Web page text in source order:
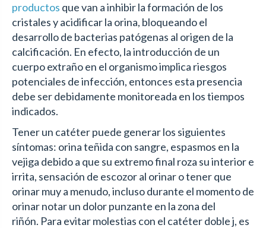
productos que van a inhibir la formación de los
cristales y acidificar la orina, bloqueando el
desarrollo de bacterias patógenas al origen de la
calcificación. En efecto, la introducción de un
cuerpo extraño en el organismo implica riesgos
potenciales de infección, entonces esta presencia
debe ser debidamente monitoreada en los tiempos
indicados.
Tener un catéter puede generar los siguientes
síntomas: orina teñida con sangre, espasmos en la
vejiga debido a que su extremo final roza su interior e
irrita, sensación de escozor al orinar o tener que
orinar muy a menudo, incluso durante el momento de
orinar notar un dolor punzante en la zona del
riñón. Para evitar molestias con el catéter doble j, es